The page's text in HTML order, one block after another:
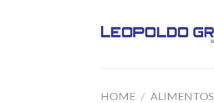
HOME / ALIMENTOS